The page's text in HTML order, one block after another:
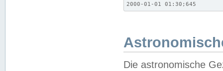
2000-01-01 01:30;645
Die astronomische